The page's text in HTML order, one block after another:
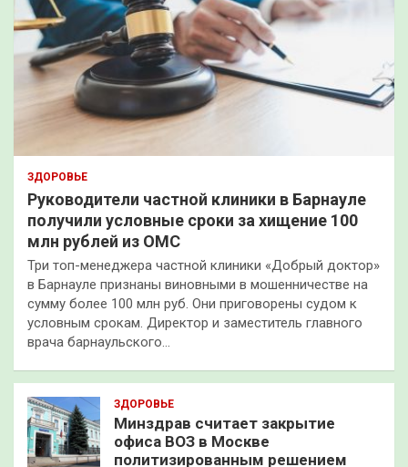
ЗДОРОВЬЕ
Руководители частной клиники в Барнауле
получили условные сроки за хищение 100
млн рублей из ОМС
Три топ-менеджера частной клиники «Добрый доктор»
в Барнауле признаны виновными в мошенничестве на
сумму более 100 млн руб. Они приговорены судом к
условным срокам. Директор и заместитель главного
врача барнаульского…
ЗДОРОВЬЕ
Минздрав считает закрытие
офиса ВОЗ в Москве
политизированным решением